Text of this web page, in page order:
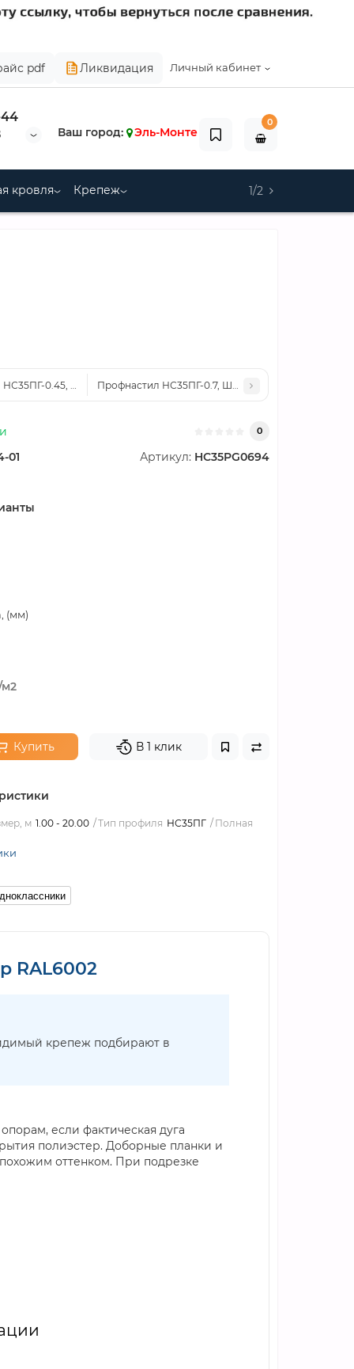
Личный кабинет
pdf Ликвидация
Ваш город: Эль-Монте
0
кровля Крепеж 1/2
0.45, Ширина-1000, Полиэстер RAL6002
Профнастил НС35ПГ-0.7, Ширина-1000, Полиэстер
0
01 Артикул: HC35PG0694
(мм)
Купить В 1 клик
м 1.00 - 20.00 Тип профиля НС35ПГ Полная
RAL6002
крепеж подбирают в
если фактическая дуга
полиэстер. Доборные планки и
оттенком. При подрезке